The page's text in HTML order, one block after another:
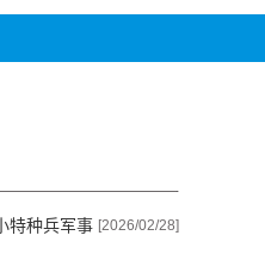
[2026/02/28]
特种兵军事